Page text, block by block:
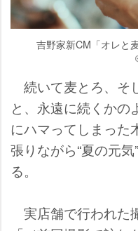
吉野家新CM「オレと
続いて麦とろ、そ
と、永遠に続くかの
にハマってしまった
張りながら“夏の元
る。
実店舗で行われた